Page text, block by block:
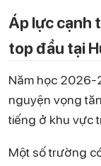
Áp lực cạnh
top đầu tại
Năm học
nguyện vọng
tiếng ở khu vực
Một số trường